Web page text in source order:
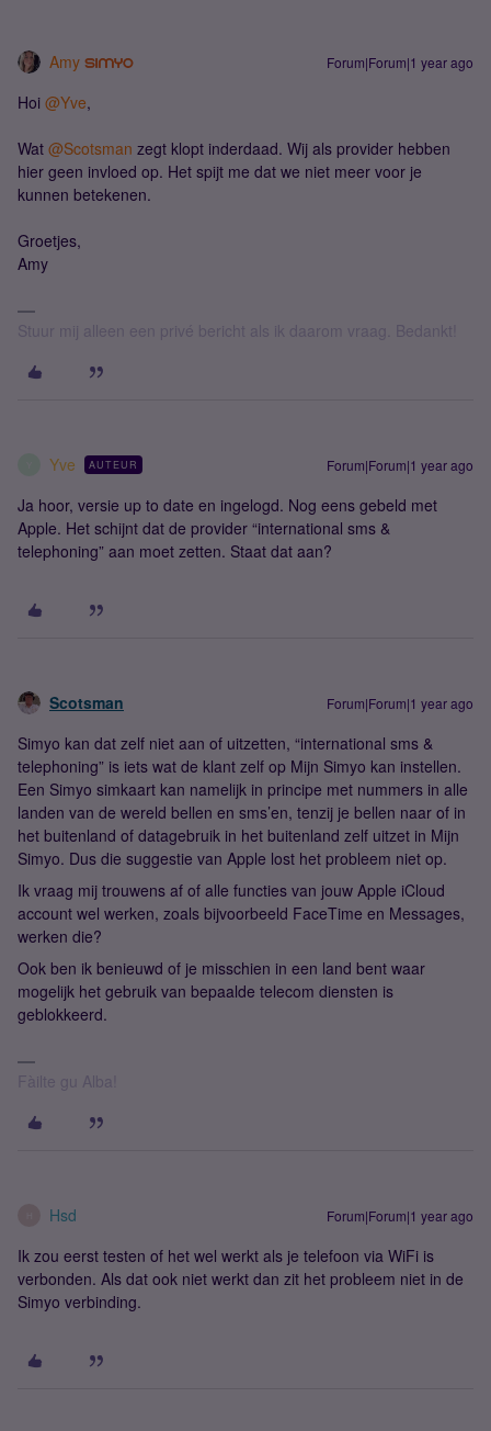
Amy Forum|Forum|1 year ago
Hoi @Yve,
Wat @Scotsman zegt klopt inderdaad. Wij als provider hebben
hier geen invloed op. Het spijt me dat we niet meer voor je
kunnen betekenen.
Groetjes,
Amy
Stuur mij alleen een privé bericht als ik daarom vraag. Bedankt!
Yve AUTEUR Forum|Forum|1 year ago
Ja hoor, versie up to date en ingelogd. Nog eens gebeld met
Apple. Het schijnt dat de provider “international sms &
telephoning” aan moet zetten. Staat dat aan?
Scotsman Forum|Forum|1 year ago
Simyo kan dat zelf niet aan of uitzetten, “international sms &
telephoning” is iets wat de klant zelf op Mijn Simyo kan instellen.
Een Simyo simkaart kan namelijk in principe met nummers in alle
landen van de wereld bellen en sms’en, tenzij je bellen naar of in
het buitenland of datagebruik in het buitenland zelf uitzet in Mijn
Simyo. Dus die suggestie van Apple lost het probleem niet op.
Ik vraag mij trouwens af of alle functies van jouw Apple iCloud
account wel werken, zoals bijvoorbeeld FaceTime en Messages,
werken die?
Ook ben ik benieuwd of je misschien in een land bent waar
mogelijk het gebruik van bepaalde telecom diensten is
geblokkeerd.
Fàilte gu Alba!
Hsd Forum|Forum|1 year ago
Ik zou eerst testen of het wel werkt als je telefoon via WiFi is
verbonden. Als dat ook niet werkt dan zit het probleem niet in de
Simyo verbinding.